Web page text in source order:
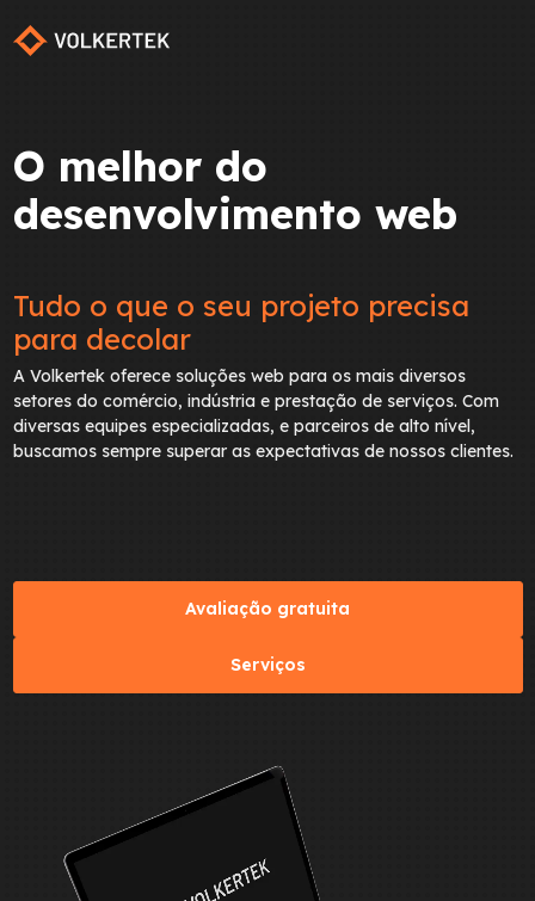
O melhor do
desenvolvimento web
Tudo o que o seu projeto precisa
para decolar
A Volkertek oferece soluções web para os mais diversos
setores do comércio, indústria e prestação de serviços. Com
diversas equipes especializadas, e parceiros de alto nível,
buscamos sempre superar as expectativas de nossos clientes.
Avaliação gratuita
Serviços